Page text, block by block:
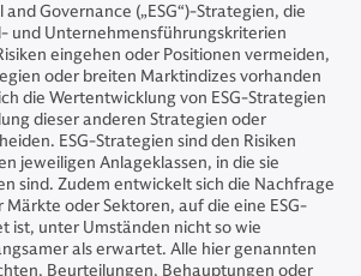
Governance („ESG“)-Strategien, die
und Unternehmensführungskriterien
eingehen oder Positionen vermeiden,
oder breiten Marktindizes vorhanden
die Wertentwicklung von ESG-Strategien
dieser anderen Strategien oder
ESG-Strategien sind den Risiken
jeweiligen Anlageklassen, in die sie
sind. Zudem entwickelt sich die Nachfrage
oder Sektoren, auf die eine ESG-
ist, unter Umständen nicht so wie
als erwartet. Alle hier genannten
Beurteilungen, Behauptungen oder